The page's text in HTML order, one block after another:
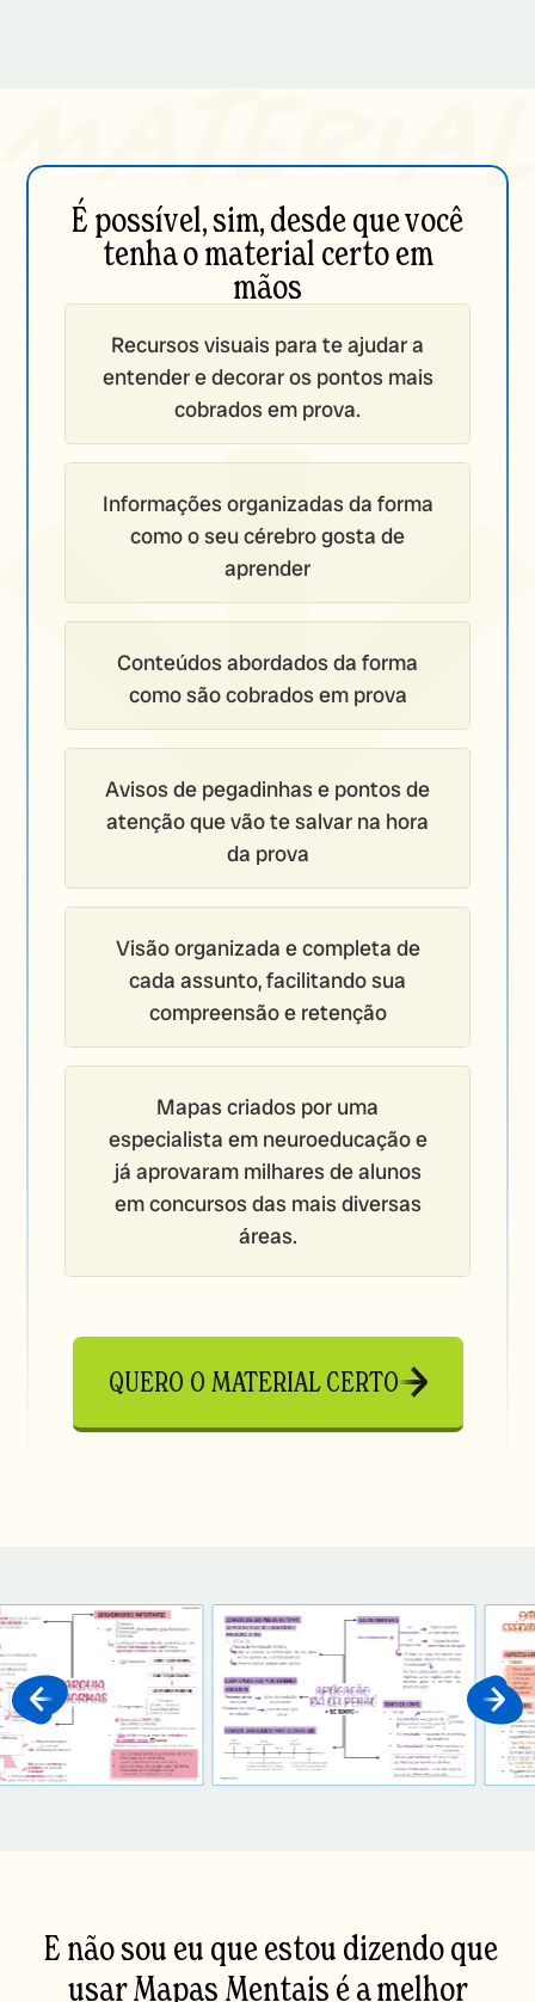
É possível, sim, desde que você
tenha o material certo em
mãos
Recursos visuais para te ajudar a
entender e decorar os pontos mais
cobrados em prova.
Informações organizadas da forma
como o seu cérebro gosta de
aprender
Conteúdos abordados da forma
como são cobrados em prova
Avisos de pegadinhas e pontos de
atenção que vão te salvar na hora
da prova
Visão organizada e completa de
cada assunto, facilitando sua
compreensão e retenção
Mapas criados por uma
especialista em neuroeducação e
já aprovaram milhares de alunos
em concursos das mais diversas
áreas.
QUERO O MATERIAL CERTO
E não sou eu que estou dizendo que
usar Mapas Mentais é a melhor